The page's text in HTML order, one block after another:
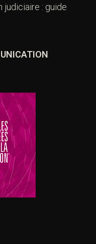
judiciaire : guide